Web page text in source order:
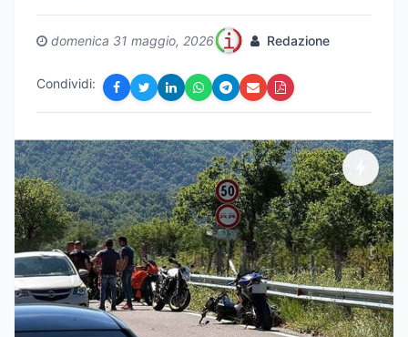
domenica 31 maggio, 2026 Redazione
Condividi: